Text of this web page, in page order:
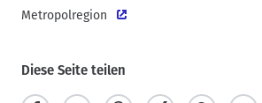
Metropolregion
Diese Seite teilen